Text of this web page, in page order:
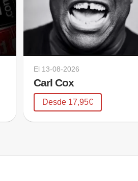
El 13-08-2026
Carl Cox
Desde 17,95€